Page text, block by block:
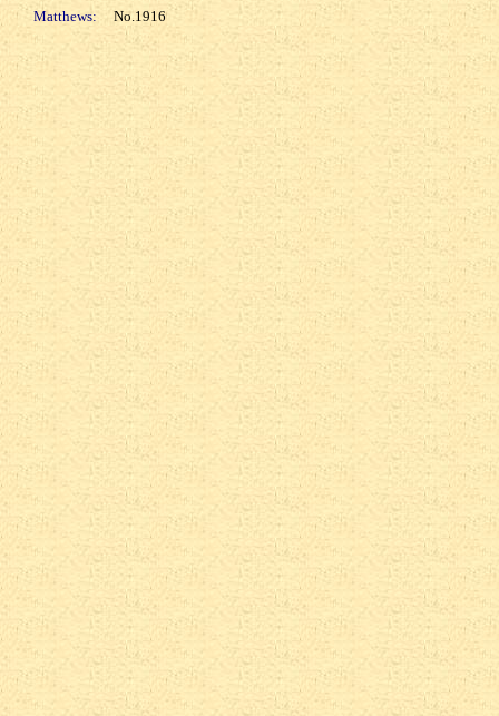
Matthews: No.1916